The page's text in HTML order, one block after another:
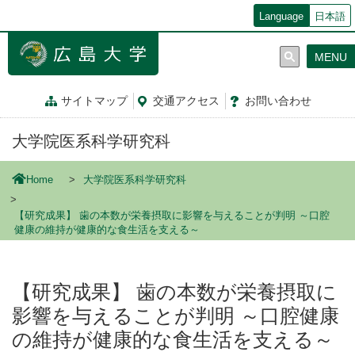
ン
Language 日本語
サイトマップ 交通アクセス お問い合わせ
MENU
大学院医系科学研究科
Home 大学院医系科学研究科
【研究成果】 歯の本数が栄養摂取に影響を与えることが判明 ～口腔
健康の維持が健康的な食生活を支える～
【研究成果】 歯の本数が栄養摂取に
影響を与えることが判明 ～口腔健康
の維持が健康的な食生活を支える～